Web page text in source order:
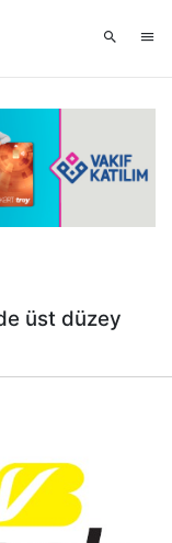
üst düzey